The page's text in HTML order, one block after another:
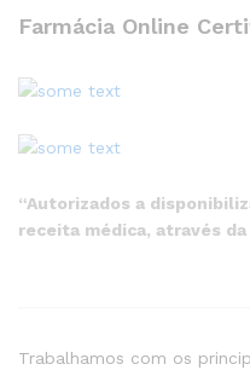
Farmácia Online
“Autorizados a
receita médica, através
Trabalhamos com os